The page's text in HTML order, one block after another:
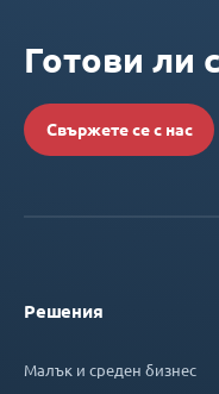
Готови ли
Свържете се с нас
Решения
Малък и среден бизнес